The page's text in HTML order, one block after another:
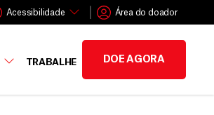
Acessibilidade Área do doador
TRABALHE DOE AGORA